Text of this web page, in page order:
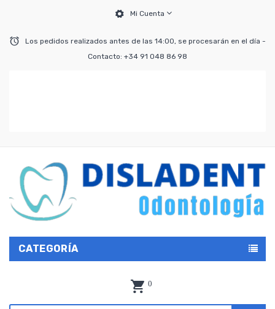
Mi Cuenta
Los pedidos realizados antes de las 14:00, se procesarán en el día -
Contacto: +34 91 048 86 98
CATEGORÍA
0